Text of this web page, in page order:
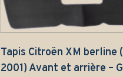
Tapis Citroën XM berline
2001) Avant et arrière –